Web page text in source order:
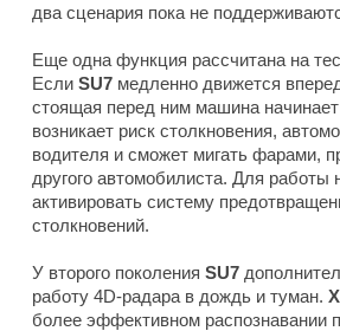
два сценария пока не
Еще одна функция рассчитана на
Если SU7 медленно движется
стоящая перед ним машина
возникает риск столкновения,
водителя и сможет мигать фарами,
другого автомобилиста. Для работы
активировать систему
столкновений.
У второго поколения SU7
работу 4D-радара в дождь и туман.
более эффективном распознавании